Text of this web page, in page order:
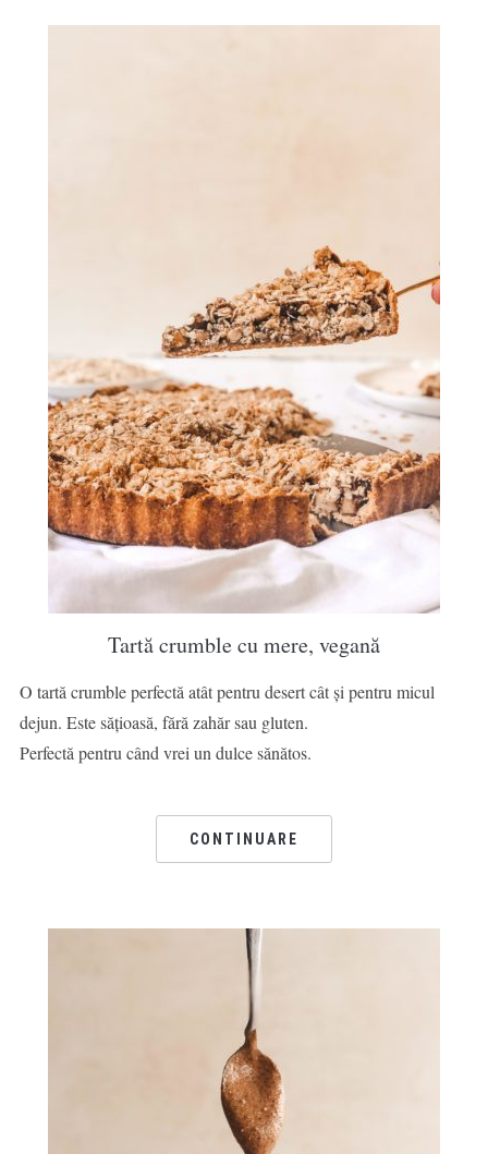
Tartă crumble cu mere, vegană
O tartă crumble perfectă atât pentru desert cât și pentru micul
dejun. Este sățioasă, fără zahăr sau gluten.
Perfectă pentru când vrei un dulce sănătos.
CONTINUARE